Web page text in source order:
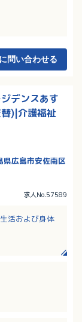
問い合わせる
デンスあす
)|介護福祉
県広島市安佐南区
求人No.57589
活および身体